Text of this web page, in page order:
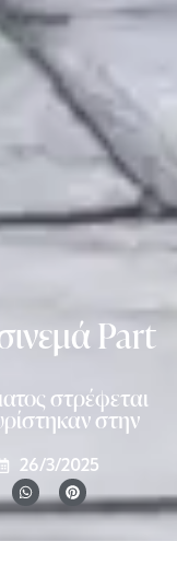
Part
στρέφεται
στην
26/3/2025